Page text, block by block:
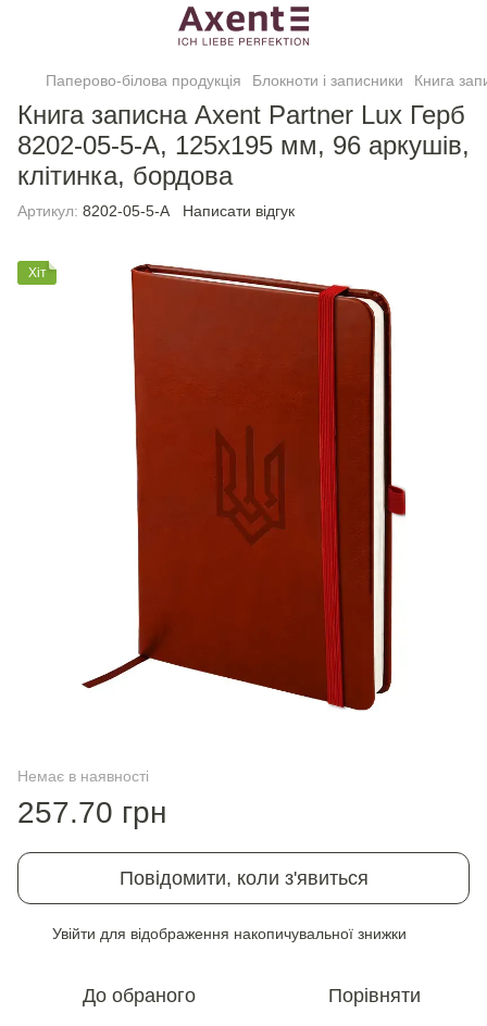
Паперово-білова продукція Блокноти і записники Книга
Книга записна Axent Partner Lux Герб
8202-05-5-A, 125x195 мм, 96 аркушів,
клітинка, бордова
Артикул: 8202-05-5-A Написати відгук
Хіт
Немає в наявності
257.70 грн
Повідомити, коли з'явиться
Увійти для відображення накопичувальної знижки
До обраного Порівняти